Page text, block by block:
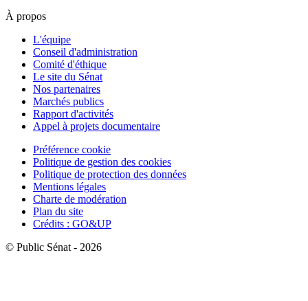
À propos
L'équipe
Conseil d'administration
Comité d'éthique
Le site du Sénat
Nos partenaires
Marchés publics
Rapport d'activités
Appel à projets documentaire
Préférence cookie
Politique de gestion des cookies
Politique de protection des données
Mentions légales
Charte de modération
Plan du site
Crédits : GO&UP
© Public Sénat - 2026